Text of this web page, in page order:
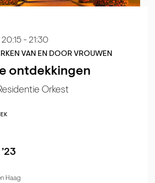
ontdekkingen
Orkest
VAN EN DOOR VROUWEN
- 21:30
Haag